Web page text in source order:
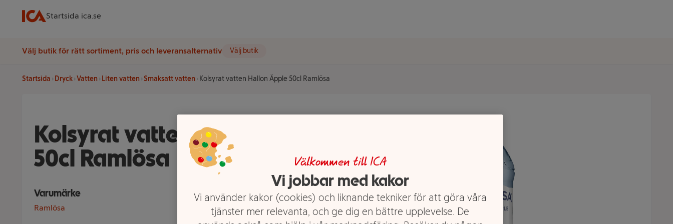
Startsida ica.se
Välj butik för rätt sortiment, pris och leveransalternativ Välj butik
Startsida Dryck Vatten Liten vatten Smaksatt vatten Kolsyrat vatten Hallon Äpple 50cl Ramlösa
Kolsyrat vatten Hallon Äpple
50cl Ramlösa
Varumärke
Ramlösa
Välkommen till ICA
Vi jobbar med kakor
Vi använder kakor (cookies) och liknande tekniker för att göra våra
tjänster mer relevanta, och ge dig en bättre upplevelse. De